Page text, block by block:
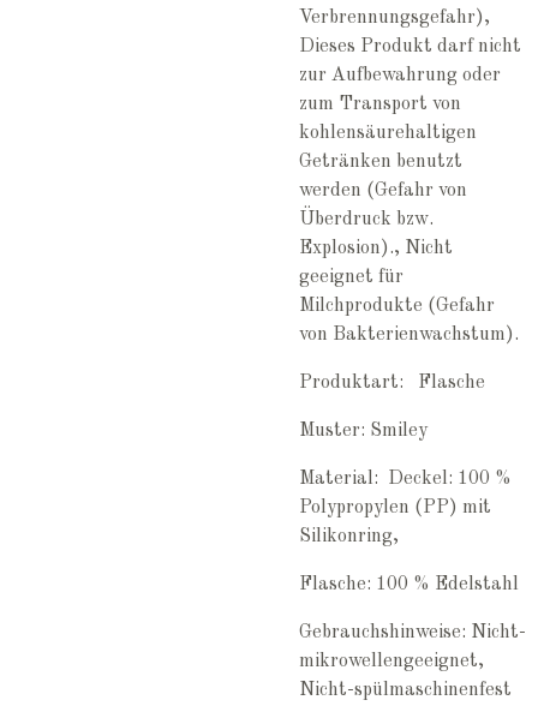
Verbrennungsgefahr),
Dieses Produkt darf nicht
zur Aufbewahrung oder
zum Transport von
kohlensäurehaltigen
Getränken benutzt
werden (Gefahr von
Überdruck bzw.
Explosion)., Nicht
geeignet für
Milchprodukte (Gefahr
von Bakterienwachstum).
Produktart: Flasche
Muster: Smiley
Material: Deckel: 100 %
Polypropylen (PP) mit
Silikonring,
Flasche: 100 % Edelstahl
Gebrauchshinweise: Nicht-
mikrowellengeeignet,
Nicht-spülmaschinenfest